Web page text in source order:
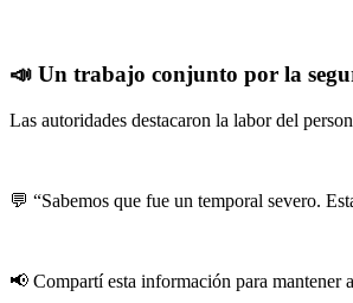
📣 Un trabajo conjunto por la
Las autoridades destacaron la labor del
💬 “Sabemos que fue un temporal severo.
📢 Compartí esta información para mantener